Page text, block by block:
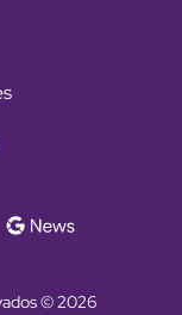
© 2026